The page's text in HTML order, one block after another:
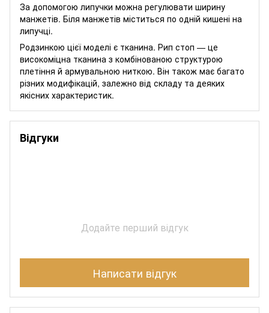
За допомогою липучки можна регулювати ширину
манжетів. Біля манжетів міститься по одній кишені на
липучці.
Родзинкою цієї моделі є тканина. Рип стоп — це
високоміцна тканина з комбінованою структурою
плетіння й армувальною ниткою. Він також має багато
різних модифікацій, залежно від складу та деяких
якісних характеристик.
Відгуки
Додайте перший відгук
Написати відгук